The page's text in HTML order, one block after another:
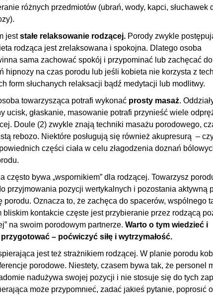
różnych przedmiotów (ubrań, wody, kapci, słuchawek
jeststałe relaksowanie rodzącej. Porody zwykle
rodząca jest zrelaksowana i spokojna. Dlatego osoba
sama zachować spokój i przypominać lub zachęcać do
hipnozy na czas porodu lub jeśli kobieta nie korzysta z
form słuchanych relaksacji bądź medytacji lub modlitwy.
towarzysząca potrafi wykonać prosty masaż.
ucisk, głaskanie, masowanie potrafi przynieść wiele
Doule (2) zwykle znają techniki masażu porodowego,
rebozo. Niektóre posługują się również akupresurą –
części ciała w celu złagodzenia doznań
często bywa „wspornikiem” dla rodzącej. Towarzysz
przyjmowania pozycji wertykalnych i pozostania aktywną
porodu. Oznacza to, że zachęca do spacerów, wspólnego
bliskim kontakcie częste jest przybieranie przez rodzącą
na swoim porodowym partnerze. Warto o tym wiedzieć i
– poćwiczyć siłę i wytrzymałość.
jest też strażnikiem rodzącej. W planie porodu
porodowe. Niestety, czasem bywa tak, że personel
nadużywa swojej pozycji i nie stosuje się do tych
może przypomnieć, zadać jakieś pytanie, poprosić